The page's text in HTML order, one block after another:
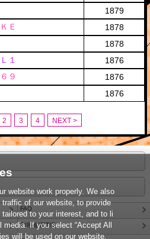
1879
Ｅ
1878
1878
１
1876
９
1876
1876
2 3 4 NEXT >
FAQ
利用推奨環境
website work properly. We also
of our website, to provide
to your interest, and to li
If you select “Accept All
will be used on our website.